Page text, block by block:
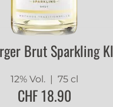
die ideale
damit
entweichen kann.
Ice Secco bei
Aperitif oder als
Brut Sparkling
12% Vol. | 75 cl
CHF 18.90